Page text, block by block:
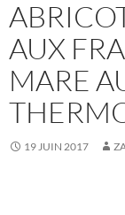
AUX
MARE
19 JUIN 2017